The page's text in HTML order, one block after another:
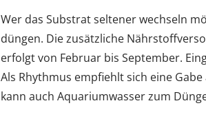
Wer das Substrat seltener wechseln
düngen. Die zusätzliche
erfolgt von Februar bis September.
Als Rhythmus empfiehlt sich eine
kann auch Aquariumwasser zum